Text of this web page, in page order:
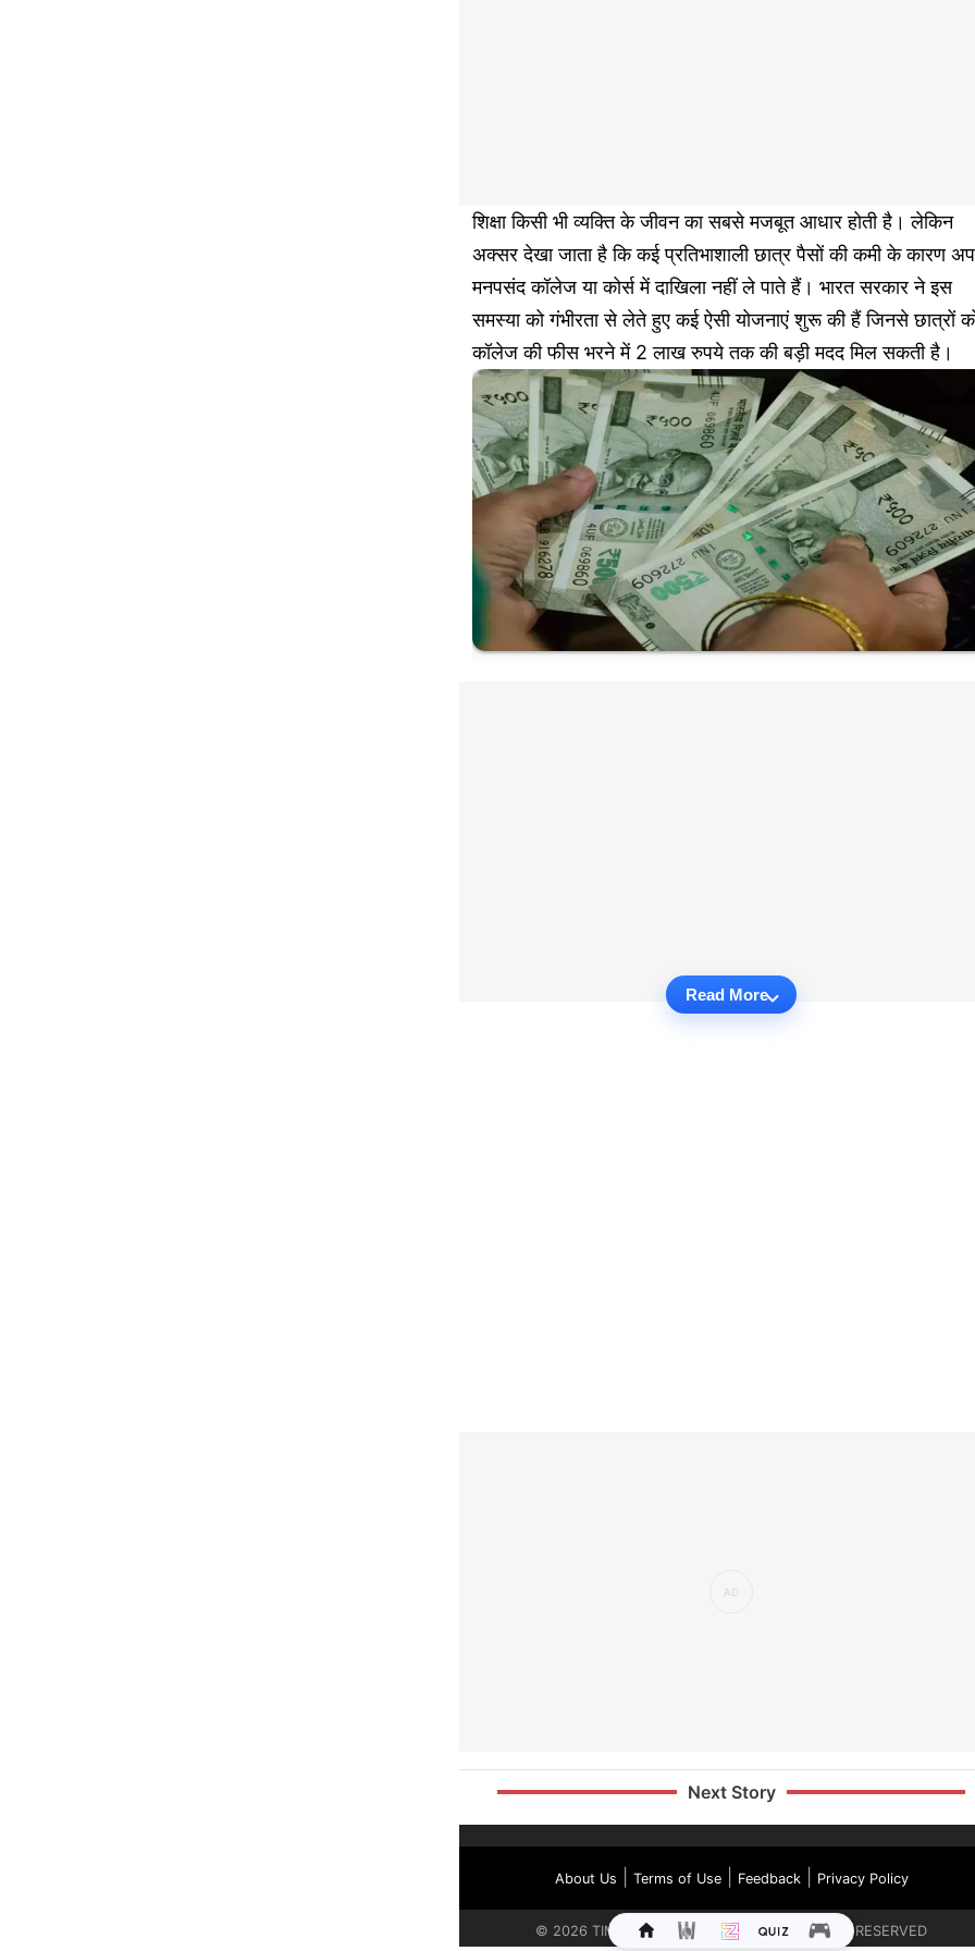
शिक्षा किसी भी व्यक्ति के जीवन का सबसे मजबूत आधार होती है। लेकिन
अक्सर देखा जाता है कि कई प्रतिभाशाली छात्र पैसों की कमी के कारण
मनपसंद कॉलेज या कोर्स में दाखिला नहीं ले पाते हैं। भारत सरकार ने इस
समस्या को गंभीरता से लेते हुए कई ऐसी योजनाएं शुरू की हैं जिनसे छात्रों
कॉलेज की फीस भरने में 2 लाख रुपये तक की बड़ी मदद मिल सकती है।
Read More
Next Story
About Us Terms of Use| Feedback| Privacy Policy
© 2026 TIMES INTERNET LIMITED. ALL RIGHTS RESERVED